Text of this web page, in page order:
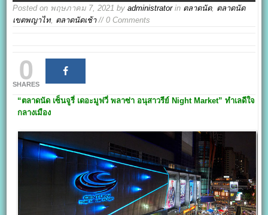
Posted on พฤษภาคม 7, 2021 byadministratorin ตลาดนัด, ตลาดนัด
เขตพญาไท, ตลาดนัดเช้า// 0 Comments
0
SHARES
“ตลาดนัด เซ็นจูรี่ เดอะมูฟวี่ พลาซ่า อนุสาวรีย์ Night Market” ทำเลดีใจ
กลางเมือง